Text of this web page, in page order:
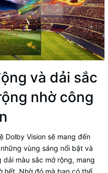
và dải sắc
nhờ công
Dolby Vision sẽ mang đến
vùng sáng nổi bật và
màu sắc mở rộng, mang
hết. Nhờ đó mà bạn có thể